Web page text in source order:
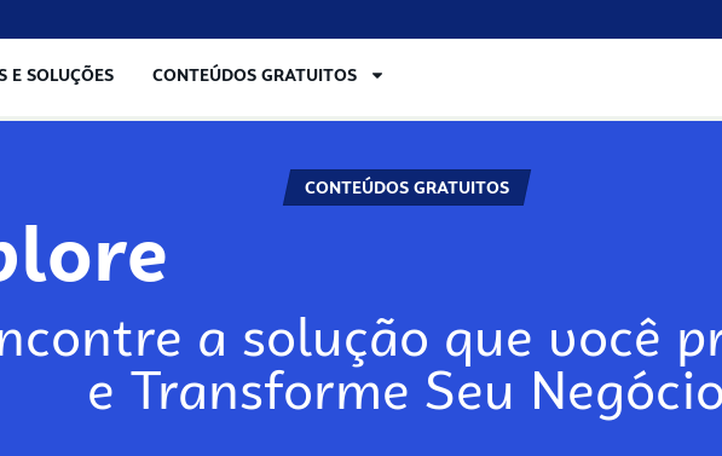
E SOLUÇÕES CONTEÚDOS GRATUITOS
CONTEÚDOS GRATUITOS
a solução que você
e Transforme Seu Negócio